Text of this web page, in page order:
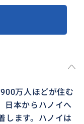
万人ほどが住む
日本からハノイへ
します。ハノイは